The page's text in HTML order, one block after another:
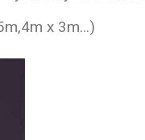
x 3m…)